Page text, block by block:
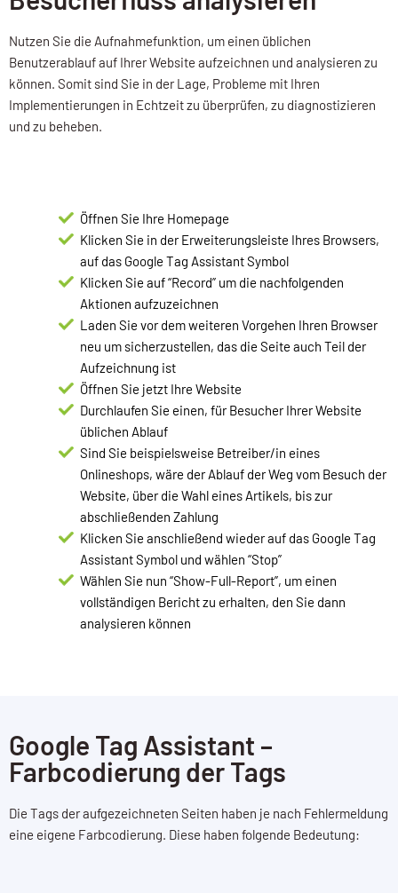
Nutzen Sie die Aufnahmefunktion, um einen üblichen
Benutzerablauf auf Ihrer Website aufzeichnen und analysieren zu
können. Somit sind Sie in der Lage, Probleme mit Ihren
Implementierungen in Echtzeit zu überprüfen, zu diagnostizieren
und zu beheben.
Öffnen Sie Ihre Homepage
Klicken Sie in der Erweiterungsleiste Ihres Browsers,
auf das Google Tag Assistant Symbol
Klicken Sie auf “Record” um die nachfolgenden
Aktionen aufzuzeichnen
Laden Sie vor dem weiteren Vorgehen Ihren Browser
neu um sicherzustellen, das die Seite auch Teil der
Aufzeichnung ist
Öffnen Sie jetzt Ihre Website
Durchlaufen Sie einen, für Besucher Ihrer Website
üblichen Ablauf
Sind Sie beispielsweise Betreiber/in eines
Onlineshops, wäre der Ablauf der Weg vom Besuch der
Website, über die Wahl eines Artikels, bis zur
abschließenden Zahlung
Klicken Sie anschließend wieder auf das Google Tag
Assistant Symbol und wählen “Stop”
Wählen Sie nun “Show-Full-Report”, um einen
vollständigen Bericht zu erhalten, den Sie dann
analysieren können
Google Tag Assistant –
Farbcodierung der Tags
Die Tags der aufgezeichneten Seiten haben je nach Fehlermeldung
eine eigene Farbcodierung. Diese haben folgende Bedeutung: